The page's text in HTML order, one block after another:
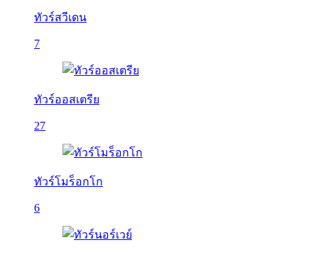
ทัวร์สวีเดน
7
ทัวร์ออสเตรีย
27
ทัวร์โมร็อกโก
6